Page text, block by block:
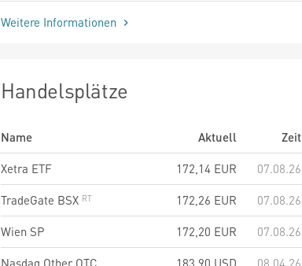
Weitere Informationen
Handelsplätze
Name Aktuell Zeit
Xetra ETF
172,14 EUR 07.08.26
TradeGate BSX
172,26 EUR 07.08.26
Wien SP
172,20 EUR 07.08.26
Nasdaq Other OTC
183,90 USD 08.04.26